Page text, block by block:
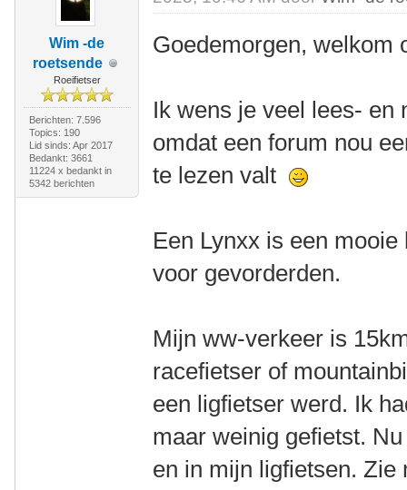
Wim -de
roetsende
Roeifietser
Berichten: 7.596
Topics: 190
Lid sinds: Apr 2017
Bedankt: 3661
11224 x bedankt in
5342 berichten
Goedemorgen, welkom
Ik wens je veel lees- en
omdat een forum nou
te lezen valt
Een Lynxx is een
voor gevorderden.
Mijn ww-verkeer is
racefietser of
een ligfietser werd. Ik
maar weinig gefietst.
en in mijn ligfietsen. Zie